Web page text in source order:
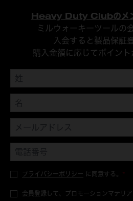
Heavy Duty Clubのメ
ミルウォーキーツールの
入会すると製品保証
購入金額に応じてポイント
プライバシーポリシー に同意する。 *
会員登録して、プロモーションマテリ